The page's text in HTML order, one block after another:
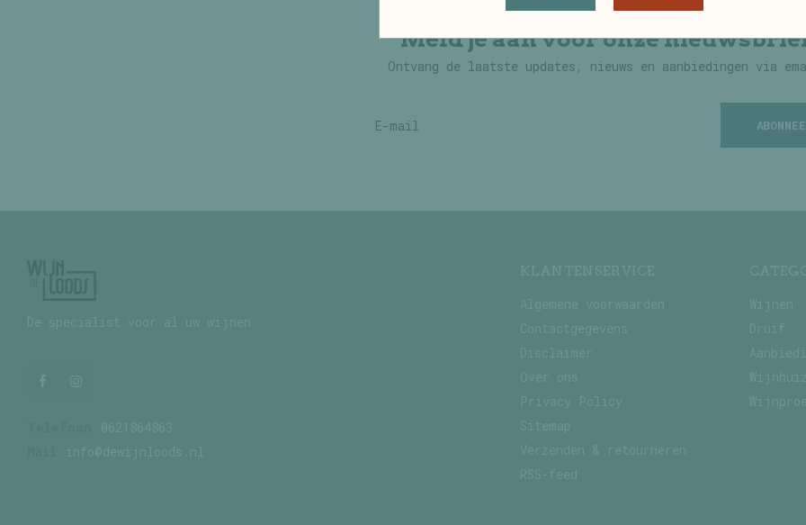
Meld je aan voor onze
Ontvang de laatste updates, nieuws en aanbiedingen via
De specialist voor al uw wijnen
0621864863
info@dewijnloods.nl
KLANTENSERVICE
Algemene voorwaarden
Contactgegevens
Disclaimer
Over ons
Privacy Policy
Sitemap
Verzenden & retourneren
RSS-feed
Wijnen
Druif